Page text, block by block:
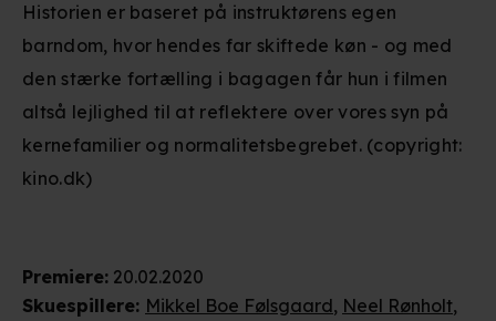
Premiere: 20.02.2020
Skuespillere: Mikkel Boe Følsgaard, Neel Rønholt,
Historien er baseret på instruktørens egen
barndom, hvor hendes far skiftede køn - og med
den stærke fortælling i bagagen får hun i filmen
altså lejlighed til at reflektere over vores syn på
kernefamilier og normalitetsbegrebet. (copyright:
kino.dk)